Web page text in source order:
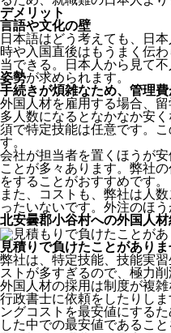
デメリット
言語や文化の壁
日本語はどう考えても、日
時や入国直後はもうまく伝
当できる。日本人から見て
姿勢が求められます。
手続きが煩雑なため、管理
外国人材を雇用する場合、留
多人数になるとなかなか安
須で特定技能は任意です。
す。
会社が担当者を置くほうが
ことが多々あります。弊社
をすることがおすすめです。
また、コストも、弊社は人
ったいないです。外注のほ
北安曇郡小谷村への外国人
見積りで負けたことがあり
弊社は、特定技能、技能実
ストが多すぎるので、極力削
外国人材の採用は制度が複
行政書士に依頼をしたりし
ングコストを最安値にする
した中での最安値であること